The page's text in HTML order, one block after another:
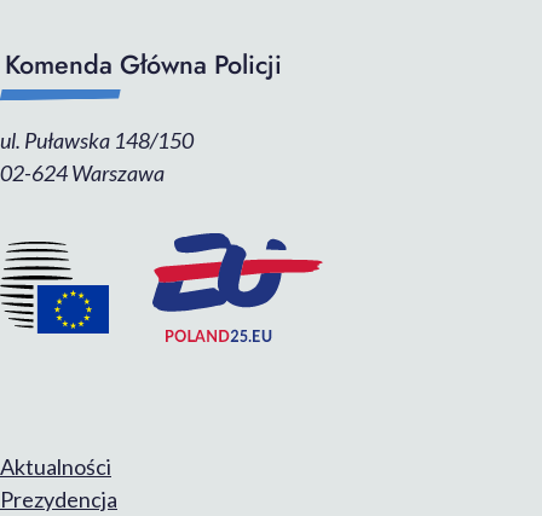
Komenda Główna Policji
ul. Puławska 148/150
02-624 Warszawa
Aktualności
Prezydencja